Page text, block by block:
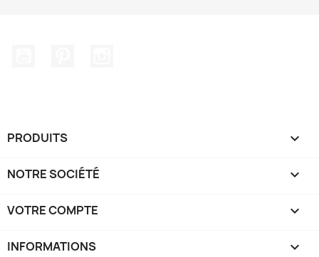
PRODUITS 
NOTRE SOCIÉTÉ 
VOTRE COMPTE 
INFORMATIONS keyboard_arrow_down